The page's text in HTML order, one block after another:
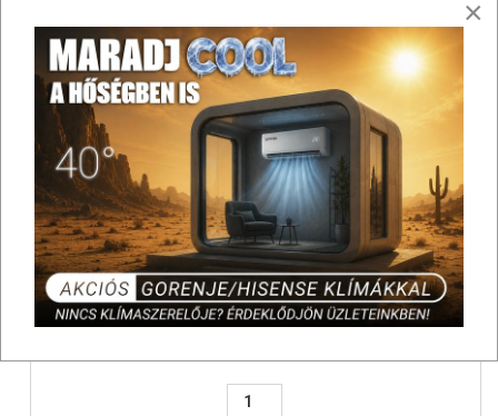
Karima tömítés, grafit 550C DN100 rgs3
Bruttó: 1 160 Ft
SAP: 920043
×